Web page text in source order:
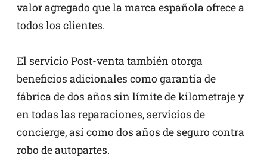
valor agregado que la marca española ofrece a
todos los clientes.
El servicio Post-venta también otorga
beneficios adicionales como garantía de
fábrica de dos años sin límite de kilometraje y
en todas las reparaciones, servicios de
concierge, así como dos años de seguro contra
robo de autopartes.